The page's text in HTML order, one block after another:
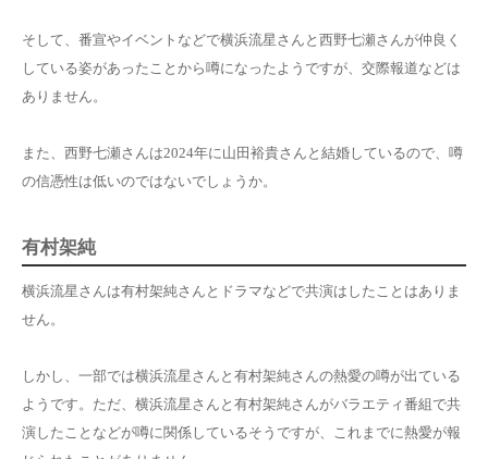
そして、番宣やイベントなどで横浜流星さんと西野七瀬さんが仲良く
している姿があったことから噂になったようですが、交際報道などは
ありません。
また、西野七瀬さんは2024年に山田裕貴さんと結婚しているので、噂
の信憑性は低いのではないでしょうか。
有村架純
横浜流星さんは有村架純さんとドラマなどで共演はしたことはありま
せん。
しかし、一部では横浜流星さんと有村架純さんの熱愛の噂が出ている
ようです。ただ、横浜流星さんと有村架純さんがバラエティ番組で共
演したことなどが噂に関係しているそうですが、これまでに熱愛が報